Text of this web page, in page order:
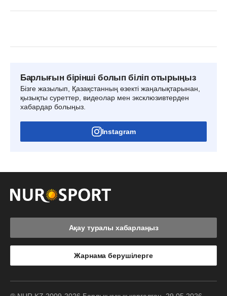
Барлығын бірінші болып біліп отырыңыз
Бізге жазылып, Қазақстанның өзекті жаңалықтарынан,
қызықты суреттер, видеолар мен эксклюзивтерден
хабардар болыңыз.
Instagram
Ақау туралы хабарлаңыз
Жарнама берушілерге